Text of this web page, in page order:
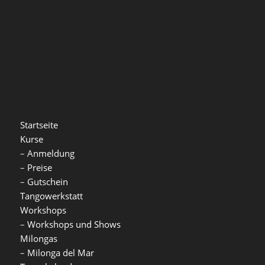
Startseite
Kurse
– Anmeldung
– Preise
– Gutschein
Tangowerkstatt
Workshops
– Workshops und Shows
Milongas
– Milonga del Mar